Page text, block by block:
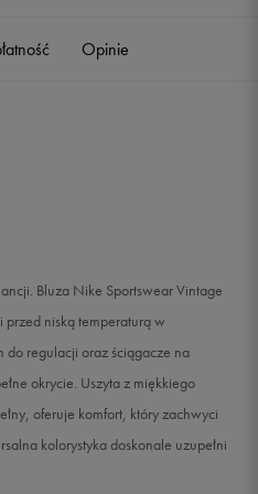
Opinie
Bluza Nike Sportswear Vintage
niską temperaturą w
do regulacji oraz ściągacze na
okrycie. Uszyta z miękkiego
oferuje komfort, który zachwyci
kolorystyka doskonale uzupełni